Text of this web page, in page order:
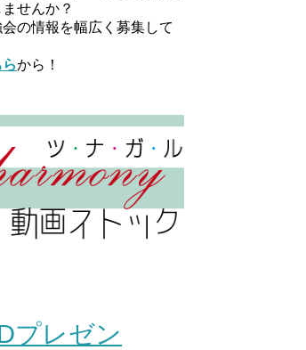
せんか？
の情報を幅広く募集して
から！
プレゼン